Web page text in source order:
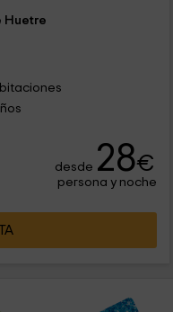
Huetre
desde 28€
persona y noche